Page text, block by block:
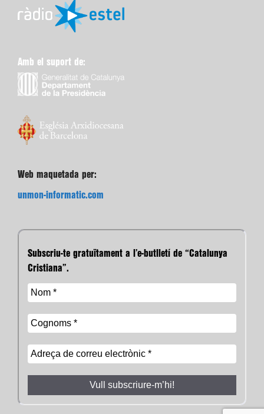
Amb el suport de:
Web maquetada per:
unmon-informatic.com
Subscriu-te gratuïtament a l’e-butlletí de “Catalunya
Cristiana”.